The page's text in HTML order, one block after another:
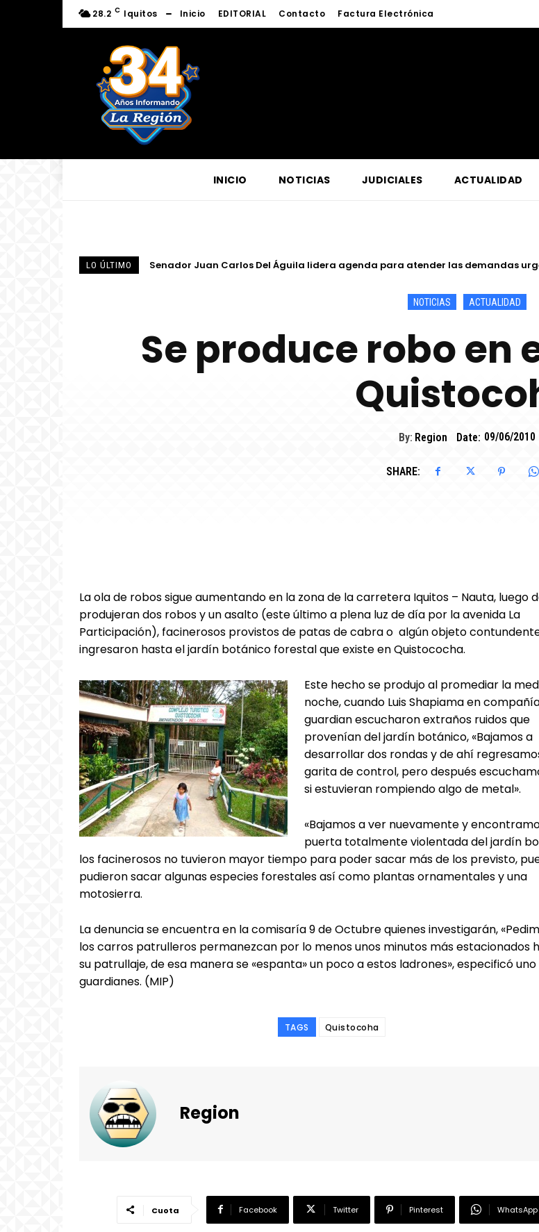
28.2 C Iquitos Inicio EDITORIAL Contacto Factura Electrónica
INICIO NOTICIAS JUDICIALES ACTUALIDAD
LO ÚLTIMO Senador Juan Carlos Del Águila lidera agenda para atender las demandas
Centro de Escucha del Vicariato de Iquitos fortalece atención y prevención
NOTICIAS ACTUALIDAD
Se produce robo en
By: Region Date: 09/06/2010
SHARE:
La ola de robos sigue aumentando en la zona de la carretera Iquitos – Nauta, luego
produjeran dos robos y un asalto (este último a plena luz de día por la avenida La
Participación), facinerosos provistos de patas de cabra o algún objeto
ingresaron hasta el jardín botánico forestal que existe en Quistococha.
Este hecho se produjo al promediar la
noche, cuando Luis Shapiama en
guardian escucharon extraños ruidos que
provenían del jardín botánico, «Bajamos a
desarrollar dos rondas y de ahí
garita de control, pero después
si estuvieran rompiendo algo de metal».
«Bajamos a ver nuevamente y
puerta totalmente violentada del jardín
los facinerosos no tuvieron mayor tiempo para poder sacar más de los previsto,
pudieron sacar algunas especies forestales así como plantas ornamentales y una
motosierra.
La denuncia se encuentra en la comisaría 9 de Octubre quienes investigarán,
los carros patrulleros permanezcan por lo menos unos minutos más estacionados
su patrullaje, de esa manera se «espanta» un poco a estos ladrones», especificó uno
guardianes. (MIP)
TAGS Quistocoha
Region
Cuota Facebook Twitter Pinterest WhatsApp